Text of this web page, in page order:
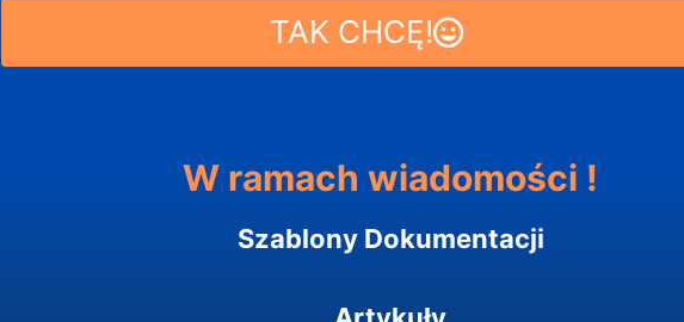
TAK CHCĘ!
W ramach wiadomości !
Szablony Dokumentacji